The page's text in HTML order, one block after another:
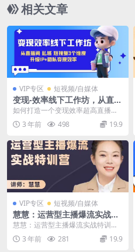
相关文章
VIP专区 短视频/自媒体
变现-效率线下工作坊，从直播
间、私域、短视频3个维度 升
如何打造一个变现效率超高直播间?
巨量星火团队，成事地图详解 7万
粉丝的语文老师...
3 年前 498 19.9
VIP专区 短视频/自媒体
慧慧：运营型主播爆流实战特
训营，月销千万直播间操盘手
把手带玩转运营主播核心
慧慧：运营型主播爆流实战特训
营，月销千万直播间操盘手把手带
玩转运营主播核心 课程...
3 年前 281 19.9